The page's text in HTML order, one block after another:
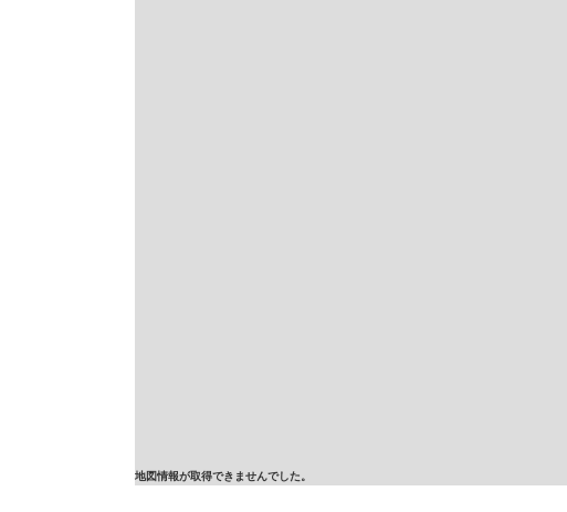
地図情報が取得できませんでした。